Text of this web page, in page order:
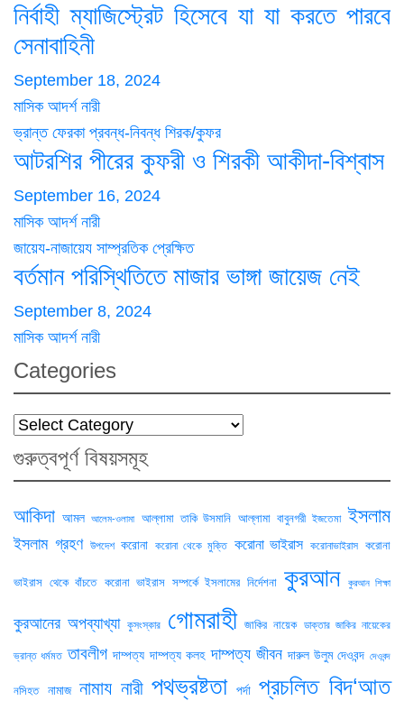
নির্বাহী ম্যাজিস্ট্রেট হিসেবে যা যা করতে পারবে
সেনাবাহিনী
September 18, 2024
মাসিক আদর্শ নারী
ভ্রান্ত ফেরকা প্রবন্ধ-নিবন্ধ শিরক/কুফর
আটরশির পীরের কুফরী ও শিরকী আকীদা-বিশ্বাস
September 16, 2024
মাসিক আদর্শ নারী
জায়েয-নাজায়েয সাম্প্রতিক প্রেক্ষিত
বর্তমান পরিস্থিতিতে মাজার ভাঙ্গা জায়েজ নেই
September 8, 2024
মাসিক আদর্শ নারী
Categories
Categories
গুরুত্বপূর্ণ বিষয়সমূহ
আকিদা আমল আলেম-ওলামা আল্লামা তাকি উসমানি আল্লামা বাবুনগরী ইজতেমা ইসলাম
ইসলাম গ্রহণ উপদেশ করোনা করোনা থেকে মুক্তি করোনা ভাইরাস করোনাভাইরাস করোনা
ভাইরাস থেকে বাঁচতে করোনা ভাইরাস সম্পর্কে ইসলামের নির্দেশনা কুরআন কুরআন শিক্ষা
কুরআনের অপব্যাখ্যা কুসংস্কার গোমরাহী জাকির নায়েক ডাক্তার জাকির নায়েকের
ভ্রান্ত ধর্মমত তাবলীগ দাম্পত্য দাম্পত্য কলহ দাম্পত্য জীবন দারুল উলুম দেওবন্দ দেওবন্দ
নসিহত নামাজ নামায নারী পথভ্রষ্টতা পর্দা প্রচলিত বিদ‘আত